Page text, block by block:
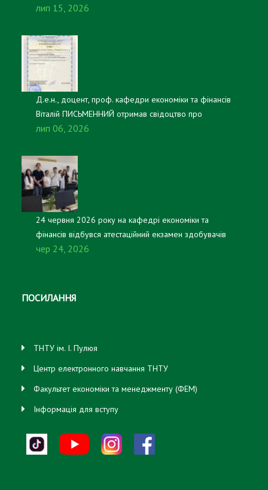
лип 15, 2026
Д.е.н., доцент, проф. кафедри економіки та фінансів
Віталій ПИСЬМЕННИЙ отримав свідоцтво про
реєстрацію авторського права на настільну гру
лип 06, 2026
24 червня 2026 року на кафедрі економіки та
фінансів відбувся атестаційний екзамен здобувачів
першого (бакалаврського) рівня вищої освіти, які
чер 24, 2026
ПОСИЛАННЯ
ТНТУ ім. І. Пулюя
Центр електронного навчання ТНТУ
Факультет економіки та менеджменту (ФЕМ)
Інформація для вступу